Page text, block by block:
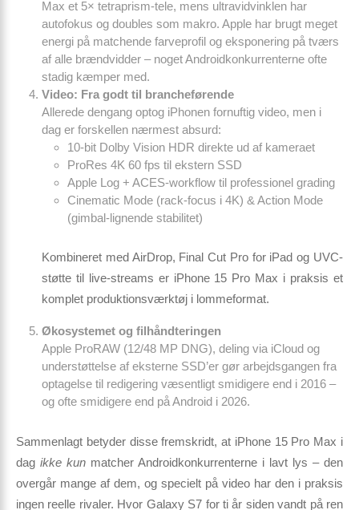
Max et 5× tetraprism-tele, mens ultravidvinklen har
autofokus og doubles som makro. Apple har brugt meget
energi på matchende farveprofil og eksponering på tværs
af alle brændvidder – noget Android­konkurrenterne ofte
stadig kæmper med.
Video: Fra godt til brancheførende
Allerede dengang optog iPhonen fornuftig video, men i
dag er forskellen nærmest absurd:
10-bit Dolby Vision HDR direkte ud af kameraet
ProRes 4K 60 fps til ekstern SSD
Apple Log + ACES-workflow til professionel grading
Cinematic Mode (rack-focus i 4K) & Action Mode
(gimbal-lignende stabilitet)
Kombineret med AirDrop, Final Cut Pro for iPad og UVC-
støtte til live-streams er iPhone 15 Pro Max i praksis et
komplet produktions­værktøj i lomme­format.
Øko­systemet og filhåndteringen
Apple ProRAW (12/48 MP DNG), deling via iCloud og
understøttelse af eksterne SSD’er gør arbejdsgangen fra
optagelse til redigering væsentligt smidigere end i 2016 –
og ofte smidigere end på Android i 2026.
Sammenlagt betyder disse fremskridt, at iPhone 15 Pro Max i
dag ikke kun matcher Android­konkurrenterne i lavt lys – den
overgår mange af dem, og specielt på video har den i praksis
ingen reelle rivaler. Hvor Galaxy S7 for ti år siden vandt på ren